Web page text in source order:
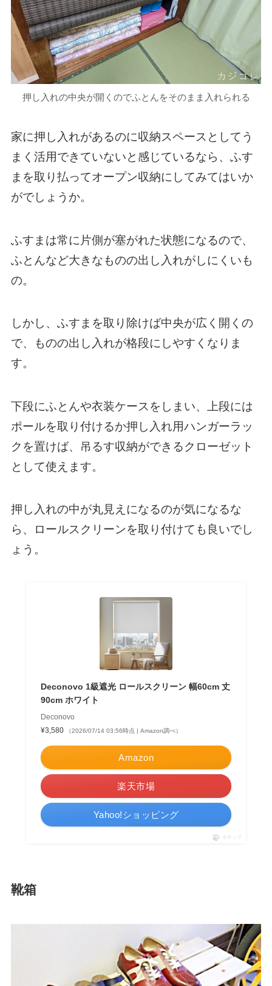
押し入れの中央が開くのでふとんをそのまま入れられる
家に押し入れがあるのに収納スペースとしてう
まく活用できていないと感じているなら、ふす
まを取り払ってオープン収納にしてみてはいか
がでしょうか。
ふすまは常に片側が塞がれた状態になるので、
ふとんなど大きなものの出し入れがしにくいも
の。
しかし、ふすまを取り除けば中央が広く開くの
で、ものの出し入れが格段にしやすくなりま
す。
下段にふとんや衣装ケースをしまい、上段には
ポールを取り付けるか押し入れ用ハンガーラッ
クを置けば、吊るす収納ができるクローゼット
として使えます。
押し入れの中が丸見えになるのが気になるな
ら、ロールスクリーンを取り付けても良いでし
ょう。
Deconovo 1級遮光 ロールスクリーン 幅60cm 丈
90cm ホワイト
Deconovo
¥3,580
（2026/07/14 03:56時点 | Amazon調べ）
Amazon
楽天市場
Yahoo!ショッピング
ポチップ
靴箱